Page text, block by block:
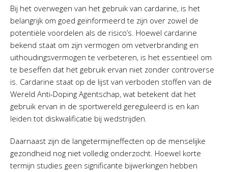
Bij het overwegen van het gebruik van cardarine, is het
belangrijk om goed geïnformeerd te zijn over zowel de
potentiële voordelen als de risico’s. Hoewel cardarine
bekend staat om zijn vermogen om vetverbranding en
uithoudingsvermogen te verbeteren, is het essentieel om
te beseffen dat het gebruik ervan niet zonder controverse
is. Cardarine staat op de lijst van verboden stoffen van de
Wereld Anti-Doping Agentschap, wat betekent dat het
gebruik ervan in de sportwereld gereguleerd is en kan
leiden tot diskwalificatie bij wedstrijden.
Daarnaast zijn de langetermijneffecten op de menselijke
gezondheid nog niet volledig onderzocht. Hoewel korte
termijn studies geen significante bijwerkingen hebben